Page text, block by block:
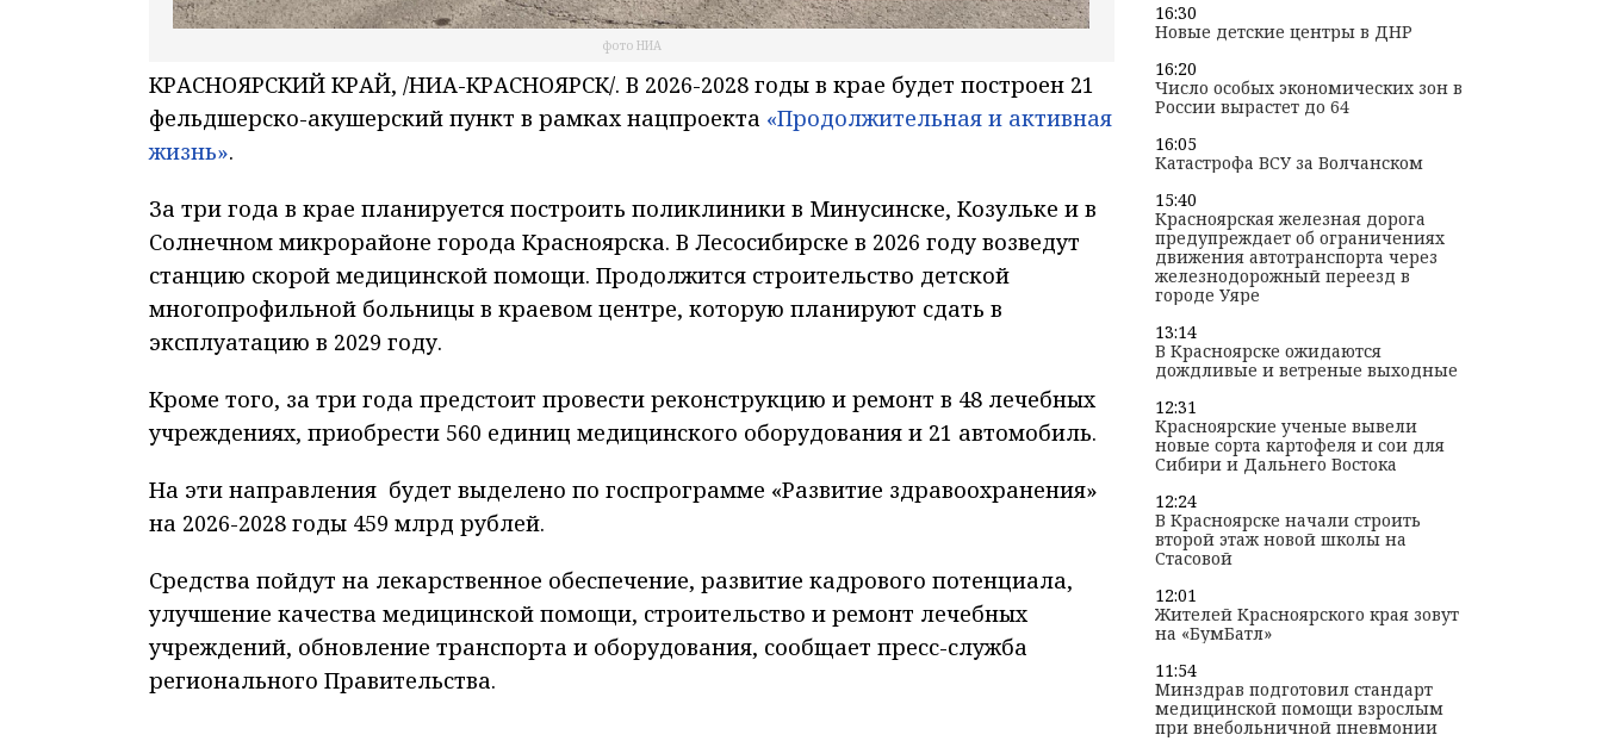
фото НИА
КРАСНОЯРСКИЙ КРАЙ, /НИА-КРАСНОЯРСК/. В 2026-2028 годы в крае будет построен 21
фельдшерско-акушерский пункт в рамках нацпроекта «Продолжительная и активная
жизнь».
За три года в крае планируется построить поликлиники в Минусинске, Козульке и в
Солнечном микрорайоне города Красноярска. В Лесосибирске в 2026 году возведут
станцию скорой медицинской помощи. Продолжится строительство детской
многопрофильной больницы в краевом центре, которую планируют сдать в
эксплуатацию в 2029 году.
Кроме того, за три года предстоит провести реконструкцию и ремонт в 48 лечебных
учреждениях, приобрести 560 единиц медицинского оборудования и 21 автомобиль.
На эти направления будет выделено по госпрограмме «Развитие здравоохранения»
на 2026-2028 годы 459 млрд рублей.
Средства пойдут на лекарственное обеспечение, развитие кадрового потенциала,
улучшение качества медицинской помощи, строительство и ремонт лечебных
учреждений, обновление транспорта и оборудования, сообщает пресс-служба
регионального Правительства.
16:30
Новые детские центры в ДНР
16:20
Число особых экономических зон в
России вырастет до 64
16:05
Катастрофа ВСУ за Волчанском
15:40
Красноярская железная дорога
предупреждает об ограничениях
движения автотранспорта через
железнодорожный переезд в
городе Уяре
13:14
В Красноярске ожидаются
дождливые и ветреные выходные
12:31
Красноярские ученые вывели
новые сорта картофеля и сои для
Сибири и Дальнего Востока
12:24
В Красноярске начали строить
второй этаж новой школы на
Стасовой
12:01
Жителей Красноярского края зовут
на «БумБатл»
11:54
Минздрав подготовил стандарт
медицинской помощи взрослым
при внебольничной пневмонии